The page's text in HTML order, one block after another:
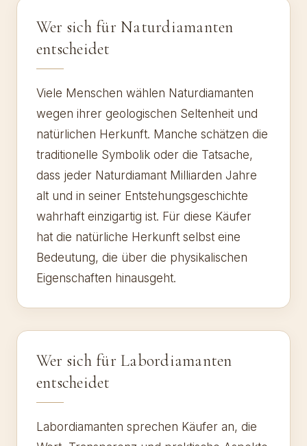
Wer sich für Naturdiamanten
entscheidet
Viele Menschen wählen Naturdiamanten
wegen ihrer geologischen Seltenheit und
natürlichen Herkunft. Manche schätzen die
traditionelle Symbolik oder die Tatsache,
dass jeder Naturdiamant Milliarden Jahre
alt und in seiner Entstehungsgeschichte
wahrhaft einzigartig ist. Für diese Käufer
hat die natürliche Herkunft selbst eine
Bedeutung, die über die physikalischen
Eigenschaften hinausgeht.
Wer sich für Labordiamanten
entscheidet
Labordiamanten sprechen Käufer an, die